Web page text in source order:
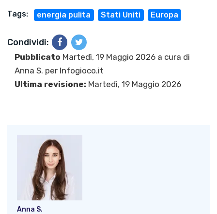
Tags: energia pulita Stati Uniti Europa
Condividi:
Pubblicato Martedì, 19 Maggio 2026 a cura di
Anna S. per Infogioco.it
Ultima revisione: Martedì, 19 Maggio 2026
Anna S.